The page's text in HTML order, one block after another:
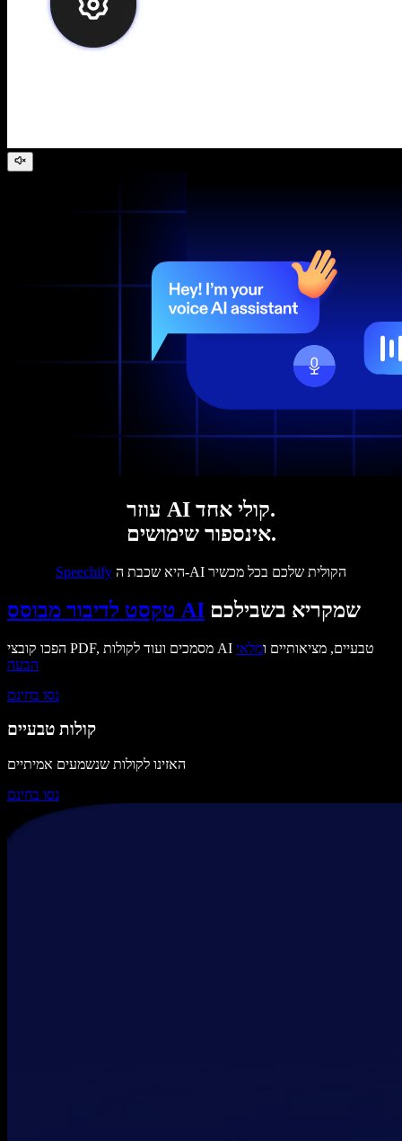
עוזר AI קולי אחד.
אינספור שימושים.
Speechify היא שכבת ה-AI הקולית שלכם בכל מכשיר
טקסט לדיבור מבוסס AI שמקריא בשבילכם
הפכו קובצי PDF, מסמכים ועוד לקולות AI טבעיים, מציאותיים ומלאי
הבעה
נסו בחינם
קולות טבעיים
האזינו לקולות שנשמעים אמיתיים
נסו בחינם